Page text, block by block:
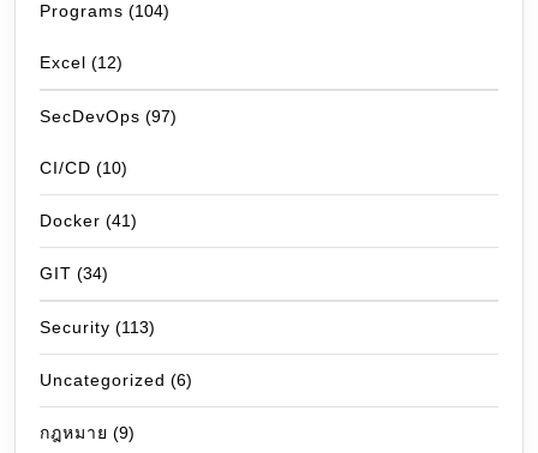
Programs (104)
Excel (12)
SecDevOps (97)
CI/CD (10)
Docker (41)
GIT (34)
Security (113)
Uncategorized (6)
กฎหมาย (9)